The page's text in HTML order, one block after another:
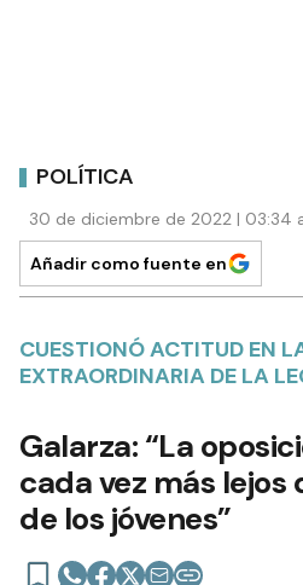
POLÍTICA
30 de diciembre de 2022 | 03:34
Añadir como fuente en
CUESTIONÓ ACTITUD EN
EXTRAORDINARIA DE LA
Galarza: “La
cada vez más lejos
de los jóvenes”